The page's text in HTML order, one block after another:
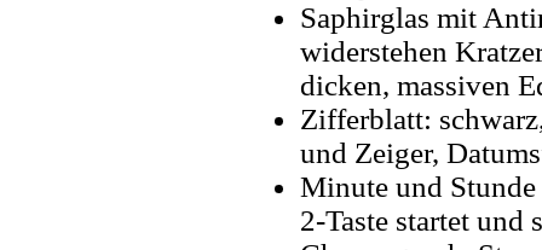
Saphirglas mit
widerstehen
dicken, massiven
Zifferblatt:
und Zeiger,
Minute und
2-Taste startet